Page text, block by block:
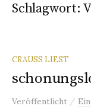
Schlagwort:
CRAUSS LIEST
Veröffentlicht /